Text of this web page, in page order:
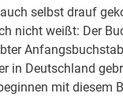
selbst drauf
nicht weißt: Der
in Deutschland
mit diesem